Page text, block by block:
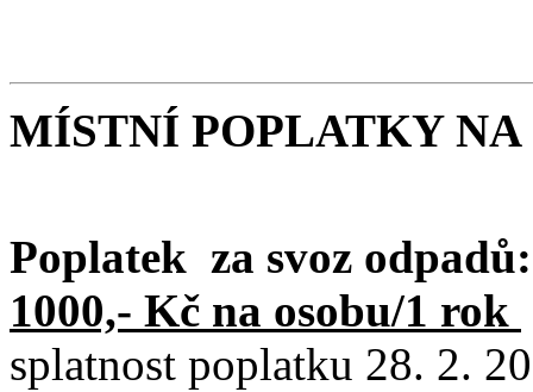
MÍSTNÍ POPLATKY NA
Poplatek za svoz odpadů:
1000,- Kč na osobu/1 rok
splatnost poplatku 28. 2.